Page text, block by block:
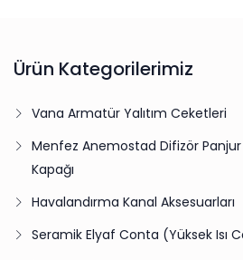
Ürün Kategorilerimiz
Vana Armatür Yalıtım Ceketleri
Menfez Anemostad Difizör
Kapağı
Havalandırma Kanal Aksesuarları
Seramik Elyaf Conta (Yüksek Isı